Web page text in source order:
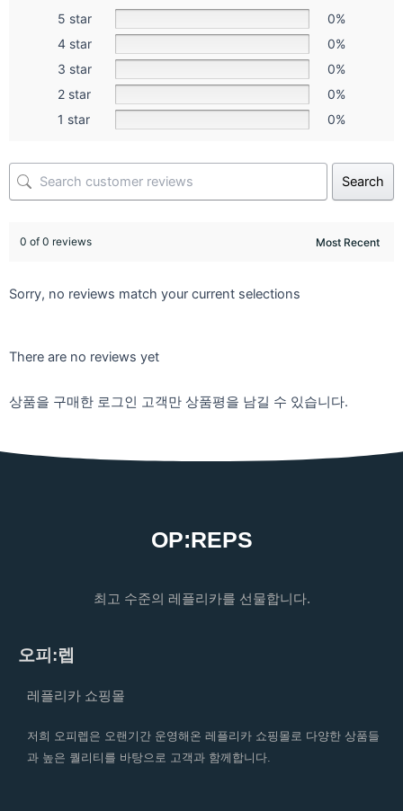
5 star
0%
4 star
0%
3 star
0%
2 star
0%
1 star
0%
Search
0 of 0 reviews
Sorry, no reviews match your current selections
There are no reviews yet
상품을 구매한 로그인 고객만 상품평을 남길 수 있습니다.
OP:REPS
최고 수준의 레플리카를 선물합니다.
오피:렙
레플리카 쇼핑몰
저희 오피렙은 오랜기간 운영해온 레플리카 쇼핑몰로 다양한 상품들
과 높은 퀄리티를 바탕으로 고객과 함께합니다.